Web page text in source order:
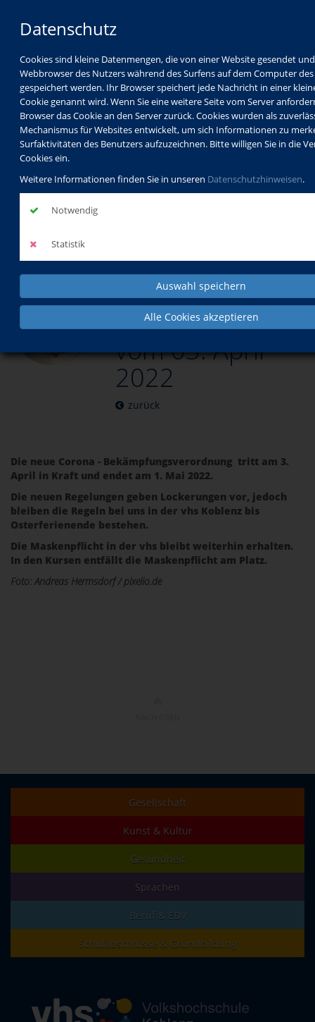
Datenschutz
Cookies sind kleine Datenmengen, die von einer Website gesendet
Webbrowser des Nutzers während des Surfens auf dem Computer
gespeichert werden. Ihr Browser speichert jede Nachricht in einer
Cookie genannt wird. Wenn Sie eine weitere Seite vom Server
Browser das Cookie an den Server zurück. Cookies wurden als
Mechanismus für Websites entwickelt, um sich Informationen zu
Surfaktivitäten des Benutzers aufzuzeichnen. Bitte willigen Sie in die
Cookies ein.
Weitere Informationen finden Sie in unseren Datenschutzhinweisen.
Notwendig
Statistik
Auswahl speichern
Alle Cookies akzeptieren
Aktuelles
dreiunddreißgiste Corona-Bekämpfungsverordnung
Corona-
Rheinland-Pfalz
vom 03. April
2022
zurück
Die neue Corona - Bekämpfungsverordnung tritt am 3.
April in Kraft und endet am 1. Mai 2022.
Die neuen Regelungen geben Lockerungen vor, jedoch
bleiben die Regeln bei uns in der vhs Koblenz bis
Osterferienende bestehen.
Die Maskenpflicht in der vhs bleibt weiterhin erhalten.
In den Kursen entfällt die Maskenpflicht am Platz.
Foto: Andreas Hermsdorf / pixelio.de
Gesellschaft
Kunst & Kultur
Gesundheit
Sprachen
Beruf & EDV
Schulabschlüsse & Grundbildung